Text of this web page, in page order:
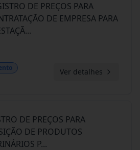
DE PREÇOS PARA
DE EMPRESA PARA
...
Ver detalhes
DE PREÇOS PARA
DE PRODUTOS
P...